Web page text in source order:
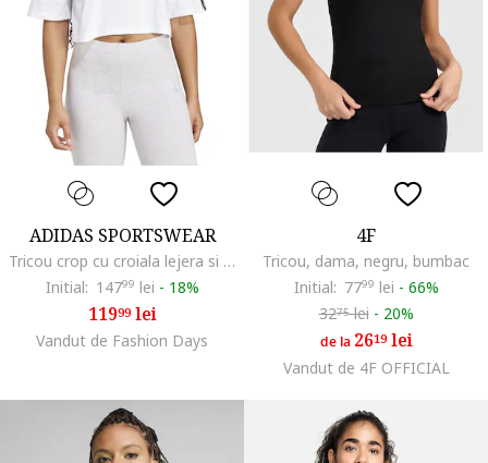
ADIDAS SPORTSWEAR
Tricou crop cu croiala lejera si logo, Alb
Initial: 14799 lei - 18%
11999lei
Vandut de Fashion Days
4F
Tricou, dama, negru, bumbac
Initial: 7799 lei - 66%
3275lei - 20%
de la 2619lei
Vandut de 4F OFFICIAL